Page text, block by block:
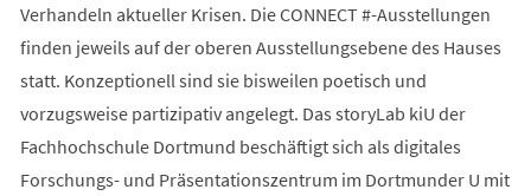
Verhandeln aktueller Krisen. Die CONNECT #-Ausstellungen
finden jeweils auf der oberen Ausstellungsebene des Hauses
statt. Konzeptionell sind sie bisweilen poetisch und
vorzugsweise partizipativ angelegt. Das storyLab kiU der
Fachhochschule Dortmund beschäftigt sich als digitales
Forschungs- und Präsentationszentrum im Dortmunder U mit